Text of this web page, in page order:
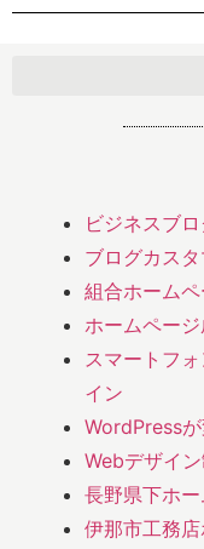
ビジネスブ
ブログカス
組合ホーム
ホームペー
スマートフ
イン
WordPress
Webデザイ
長野県下ホ
伊那市工務